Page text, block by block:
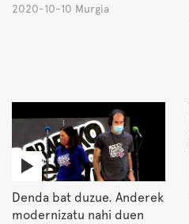
2020-10-10 Murgia
Denda bat duzue. Anderek
modernizatu nahi duen